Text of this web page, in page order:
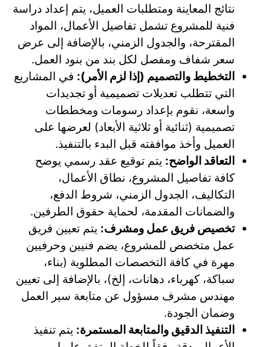
نتائج المعاينة ومتطلبات العميل، يتم إعداد دراسة
فنية للمشروع تشمل تفاصيل الأعمال، المواد
المقترحة، والجدول الزمني، بالإضافة إلى عرض
سعر شفاف ومفصل لكل بند من بنود العمل.
التخطيط والتصميم (إذا لزم الأمر): في المشاريع
التي تتطلب تعديلات تصميمية أو تجديدات
واسعة، نقوم بإعداد رسومات ومخططات
تصميمية (ثنائية أو ثلاثية الأبعاد) لعرضها على
العميل وأخذ موافقته قبل البدء بالتنفيذ.
التعاقد الواضح: يتم توقيع عقد رسمي يوضح
كافة تفاصيل المشروع، نطاق الأعمال،
التكاليف، الجدول الزمني، شروط الدفع،
والضمانات المقدمة، لحماية حقوق الطرفين.
تخصيص فريق عمل ومشرف: يتم تعيين فريق
عمل متخصص للمشروع، يضم فنيين وحرفيين
مهرة في كافة التخصصات المطلوبة (بناء،
سباكة، كهرباء، دهانات، إلخ)، بالإضافة إلى تعيين
مهندس مشرف مسؤول عن متابعة سير العمل
وضمان الجودة.
التنفيذ الدقيق والمتابعة المستمرة: يتم تنفيذ